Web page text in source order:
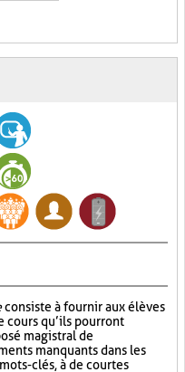
consiste à fournir aux élèves
cours qu’ils pourront
magistral de
manquants dans les
clés, à de courtes